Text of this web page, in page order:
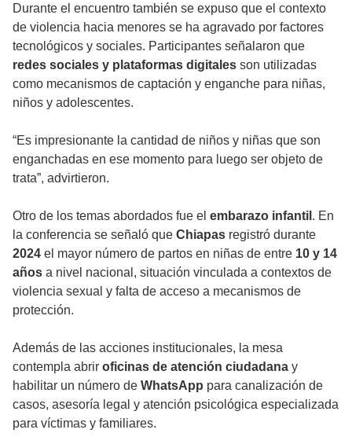
Durante el encuentro también se expuso que el contexto
de violencia hacia menores se ha agravado por factores
tecnológicos y sociales. Participantes señalaron que
redes sociales y plataformas digitales son utilizadas
como mecanismos de captación y enganche para niñas,
niños y adolescentes.
“Es impresionante la cantidad de niños y niñas que son
enganchadas en ese momento para luego ser objeto de
trata”, advirtieron.
Otro de los temas abordados fue el embarazo infantil . En
la conferencia se señaló que Chiapas registró durante
2024 el mayor número de partos en niñas de entre 10 y 14
años a nivel nacional, situación vinculada a contextos de
violencia sexual y falta de acceso a mecanismos de
protección.
Además de las acciones institucionales, la mesa
contempla abrir oficinas de atención ciudadana y
habilitar un número de WhatsApp para canalización de
casos, asesoría legal y atención psicológica especializada
para víctimas y familiares.